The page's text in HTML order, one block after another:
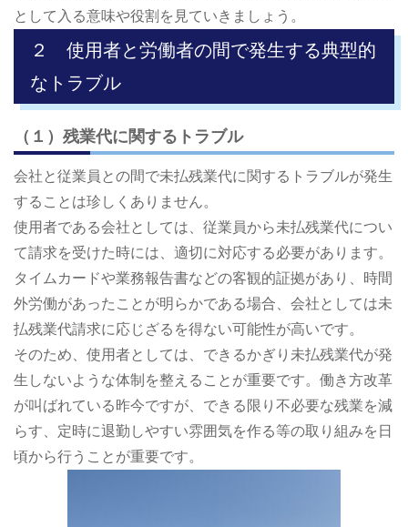
として入る意味や役割を見ていきましょう。
２ 使用者と労働者の間で発生する典型的
なトラブル
（１）残業代に関するトラブル
会社と従業員との間で未払残業代に関するトラブルが発生
することは珍しくありません。
使用者である会社としては、従業員から未払残業代につい
て請求を受けた時には、適切に対応する必要があります。
タイムカードや業務報告書などの客観的証拠があり、時間
外労働があったことが明らかである場合、会社としては未
払残業代請求に応じざるを得ない可能性が高いです。
そのため、使用者としては、できるかぎり未払残業代が発
生しないような体制を整えることが重要です。働き方改革
が叫ばれている昨今ですが、できる限り不必要な残業を減
らす、定時に退勤しやすい雰囲気を作る等の取り組みを日
頃から行うことが重要です。